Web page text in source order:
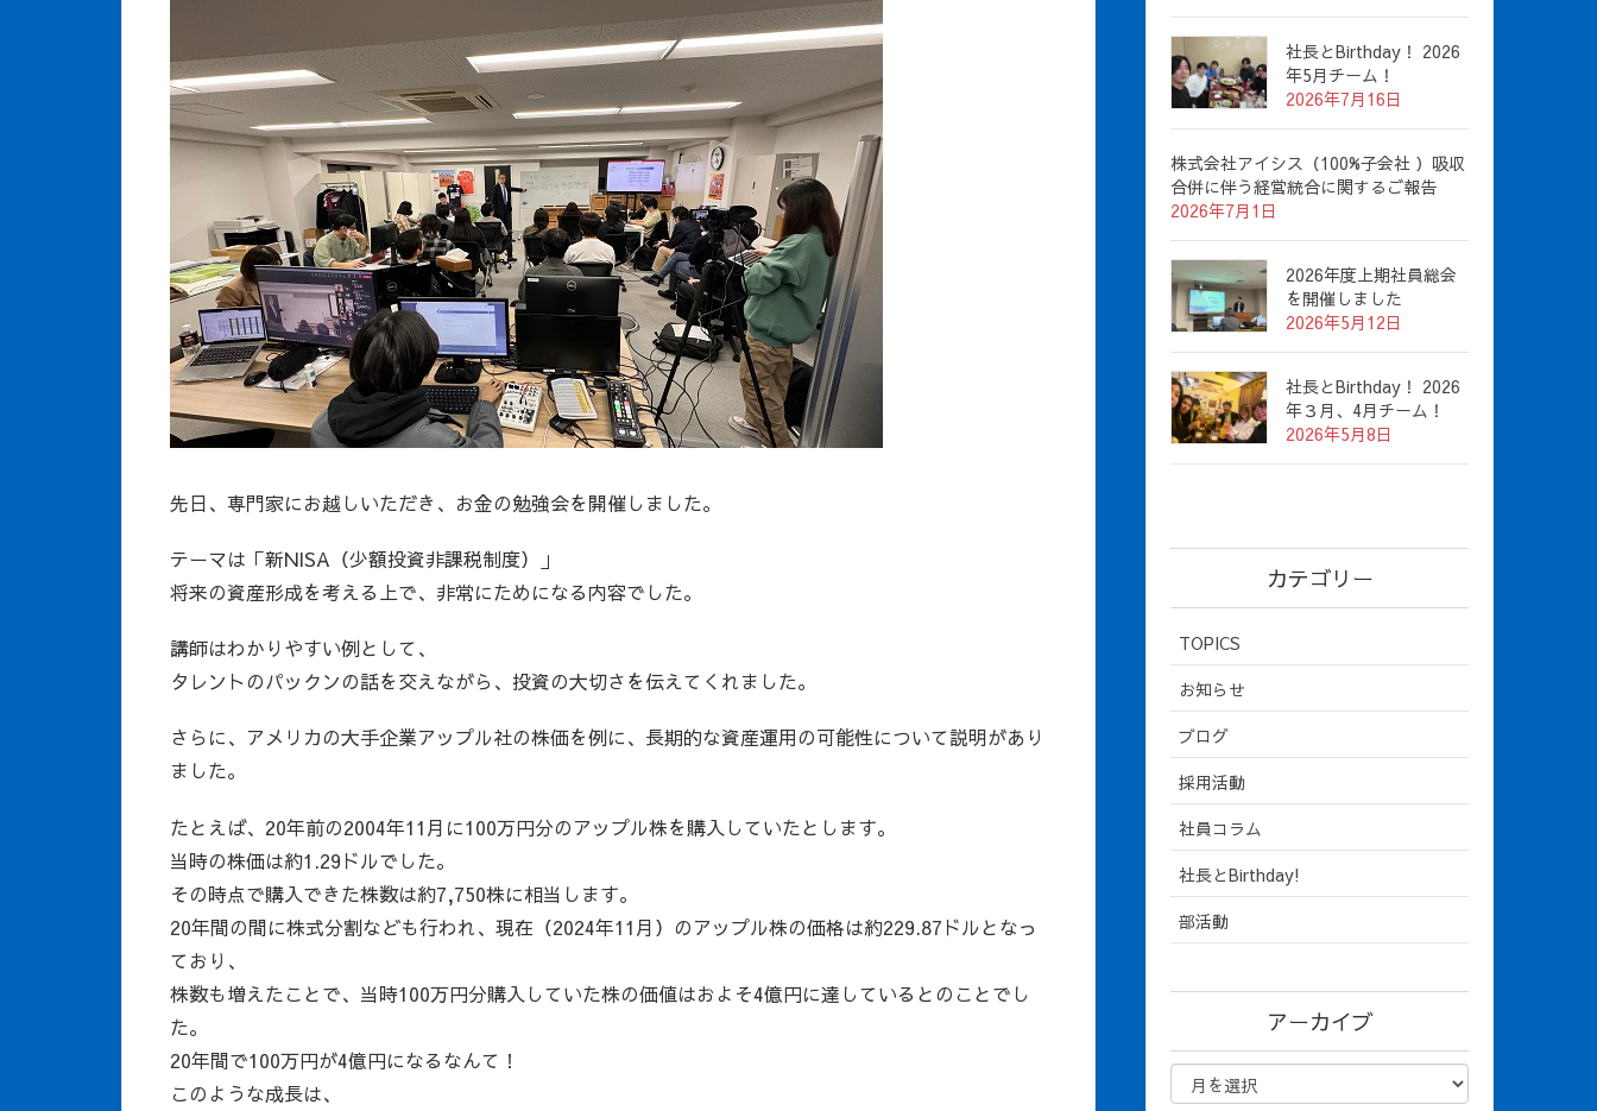
先日、専門家にお越しいただき、お金の勉強会を開催しました。
テーマは「新NISA（少額投資非課税制度）」
将来の資産形成を考える上で、非常にためになる内容でした。
講師はわかりやすい例として、
タレントのパックンの話を交えながら、投資の大切さを伝えてくれました。
さらに、アメリカの大手企業アップル社の株価を例に、長期的な資産運用の可能性について説明があり
ました。
たとえば、20年前の2004年11月に100万円分のアップル株を購入していたとします。
当時の株価は約1.29ドルでした。
その時点で購入できた株数は約7,750株に相当します。
20年間の間に株式分割なども行われ、現在（2024年11月）のアップル株の価格は約229.87ドルとなっ
ており、
株数も増えたことで、当時100万円分購入していた株の価値はおよそ4億円に達しているとのことでし
た。
20年間で100万円が4億円になるなんて！
このような成長は、
社長とBirthday！ 2026
年5月チーム！
2026年7月16日
株式会社アイシス（100%子会社 ）吸収
合併に伴う経営統合に関するご報告
2026年7月1日
2026年度上期社員総会
を開催しました
2026年5月12日
社長とBirthday！ 2026
年３月、4月チーム！
2026年5月8日
カテゴリー
TOPICS
お知らせ
ブログ
採用活動
社員コラム
社長とBirthday!
部活動
アーカイブ